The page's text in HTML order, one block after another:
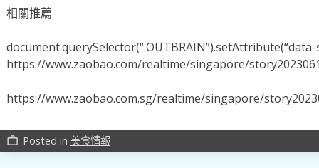
相關推薦
document.querySelector(“.OUTBRAIN”).setAttribute(“data-
https://www.zaobao.com/realtime/singapore/
https://www.zaobao.com.sg/realtime/singapore/
work_outline Posted in 美食情報